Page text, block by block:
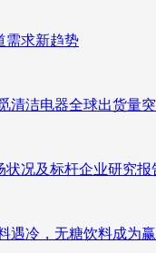
需求新趋势
清洁电器全球出货量
状况及标杆企业研究报
遇冷，无糖饮料成为